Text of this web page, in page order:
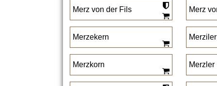
Merz von der Fils Merz
Merzekern Merziler
Merzkorn Merzler